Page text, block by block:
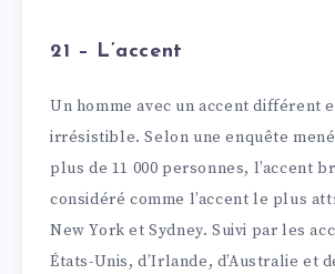
21 – L’accent
Un homme avec un accent différent
irrésistible. Selon une enquête
plus de 11 000 personnes, l’accent
considéré comme l’accent le plus
New York et Sydney. Suivi par les
États-Unis, d’Irlande, d’Australie et